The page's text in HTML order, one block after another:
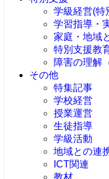
学級経営(特
学習指導・
家庭・地域
特別支援教
障害の理解
その他
特集記事
学校経営
授業運営
生徒指導
学級活動
地域との連
ICT関連
教材